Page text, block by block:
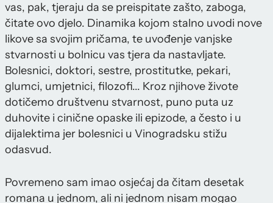
vas, pak, tjeraju da se preispitate zašto, zaboga,
čitate ovo djelo. Dinamika kojom stalno uvodi nove
likove sa svojim pričama, te uvođenje vanjske
stvarnosti u bolnicu vas tjera da nastavljate.
Bolesnici, doktori, sestre, prostitutke, pekari,
glumci, umjetnici, filozofi... Kroz njihove živote
dotičemo društvenu stvarnost, puno puta uz
duhovite i cinične opaske ili epizode, a često i u
dijalektima jer bolesnici u Vinogradsku stižu
odasvud.
Povremeno sam imao osjećaj da čitam desetak
romana u jednom, ali ni jednom nisam mogao